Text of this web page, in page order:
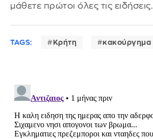
μάθετε πρώτοι όλες τις ειδήσεις.
TAGS: Κρήτη κακούργημα